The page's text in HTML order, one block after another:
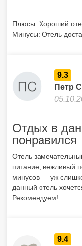
Плюсы: Хороший
Минусы: Отель
9.3
Петр
Отдых в
понравился
Отель
питание, вежливый
минусов — уж
данный отель
Рекомендуем!
9.4